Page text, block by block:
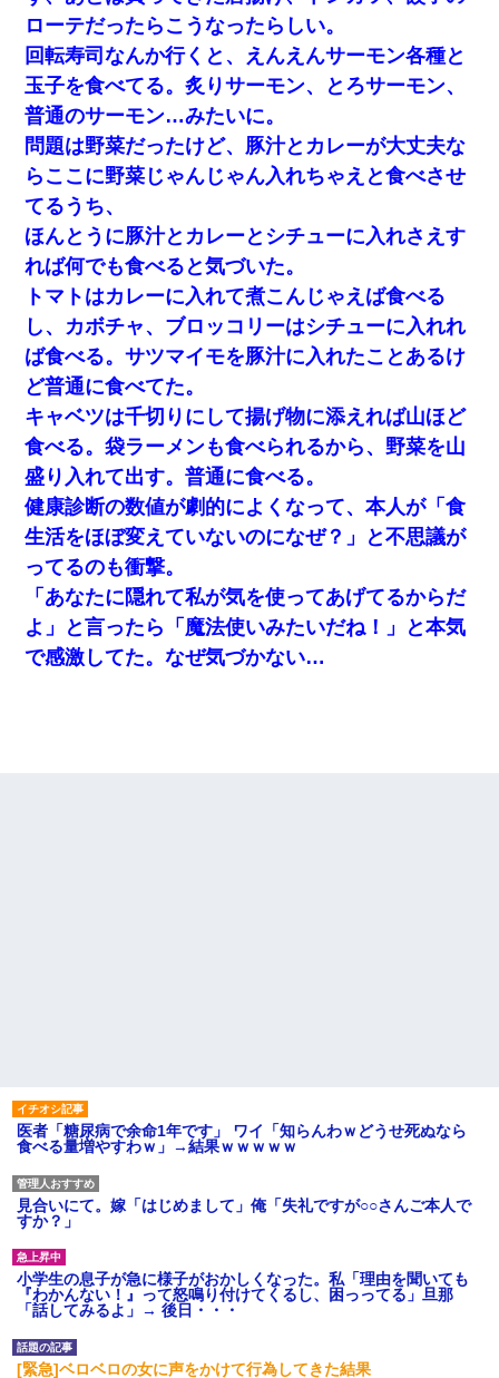
ローテだったらこうなったらしい。
回転寿司なんか行くと、えんえんサーモン各種と
玉子を食べてる。炙りサーモン、とろサーモン、
普通のサーモン…みたいに。
問題は野菜だったけど、豚汁とカレーが大丈夫な
らここに野菜じゃんじゃん入れちゃえと食べさせ
てるうち、
ほんとうに豚汁とカレーとシチューに入れさえす
れば何でも食べると気づいた。
トマトはカレーに入れて煮こんじゃえば食べる
し、カボチャ、ブロッコリーはシチューに入れれ
ば食べる。サツマイモを豚汁に入れたことあるけ
ど普通に食べてた。
キャベツは千切りにして揚げ物に添えれば山ほど
食べる。袋ラーメンも食べられるから、野菜を山
盛り入れて出す。普通に食べる。
健康診断の数値が劇的によくなって、本人が「食
生活をほぼ変えていないのになぜ？」と不思議が
ってるのも衝撃。
「あなたに隠れて私が気を使ってあげてるからだ
よ」と言ったら「魔法使いみたいだね！」と本気
で感激してた。なぜ気づかない…
医者「糖尿病で余命1年です」 ワイ「知らんわｗどうせ死ぬなら
食べる量増やすわｗ」→結果ｗｗｗｗｗ
見合いにて。嫁「はじめまして」俺「失礼ですが○○さんご本人で
すか？」
小学生の息子が急に様子がおかしくなった。私「理由を聞いても
『わかんない！』って怒鳴り付けてくるし、困っってる」旦那
「話してみるよ」→ 後日・・・
[緊急]ベロベロの女に声をかけて行為してきた結果